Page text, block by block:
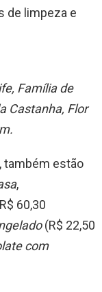
de limpeza e
Família de
Castanha, Flor
também estão
,
60,30
(R$ 22,50
com